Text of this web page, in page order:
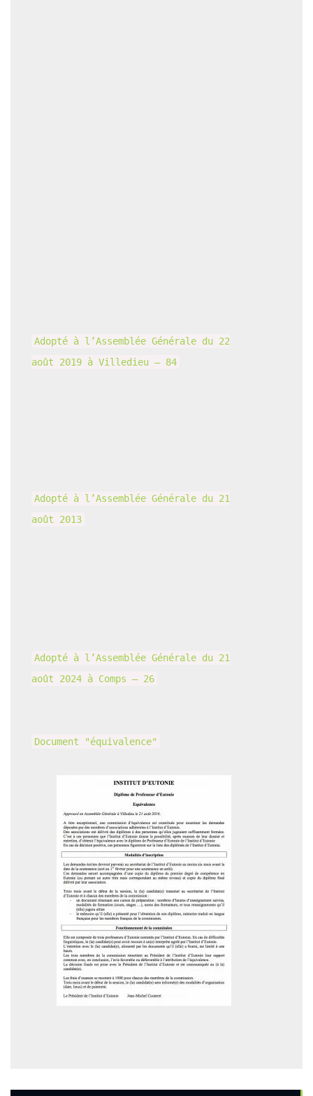
Adopté à l’Assemblée Générale du 22
août 2019 à Villedieu – 84
Adopté à l’Assemblée Générale du 21
août 2013
Adopté à l’Assemblée Générale du 21
août 2024 à Comps – 26
Document "équivalence"